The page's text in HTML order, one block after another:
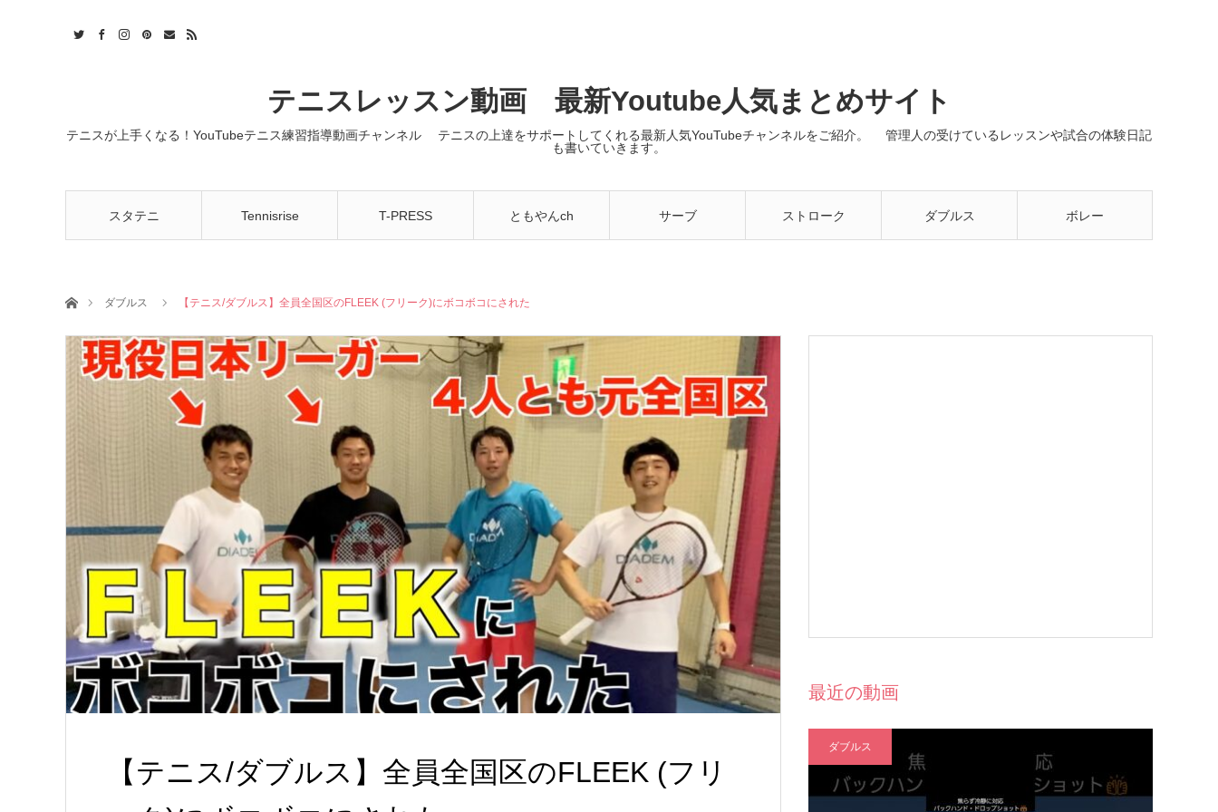
テニスレッスン動画 最新Youtube人気まとめサイト
テニスが上手くなる！YouTubeテニス練習指導動画チャンネル テニスの上達をサポートしてくれる最新人気YouTubeチャンネルをご紹介。 管理人の受けているレッスンや試合の体験日記
も書いていきます。
スタテニ Tennisrise T-PRESS ともやんch サーブ ストローク ダブルス ボレー
ホームダブルス 【テニス/ダブルス】全員全国区のFLEEK (フリーク)にボコボコにされた
【テニス/ダブルス】全員全国区のFLEEK (フリ
最近の動画
ダブルス